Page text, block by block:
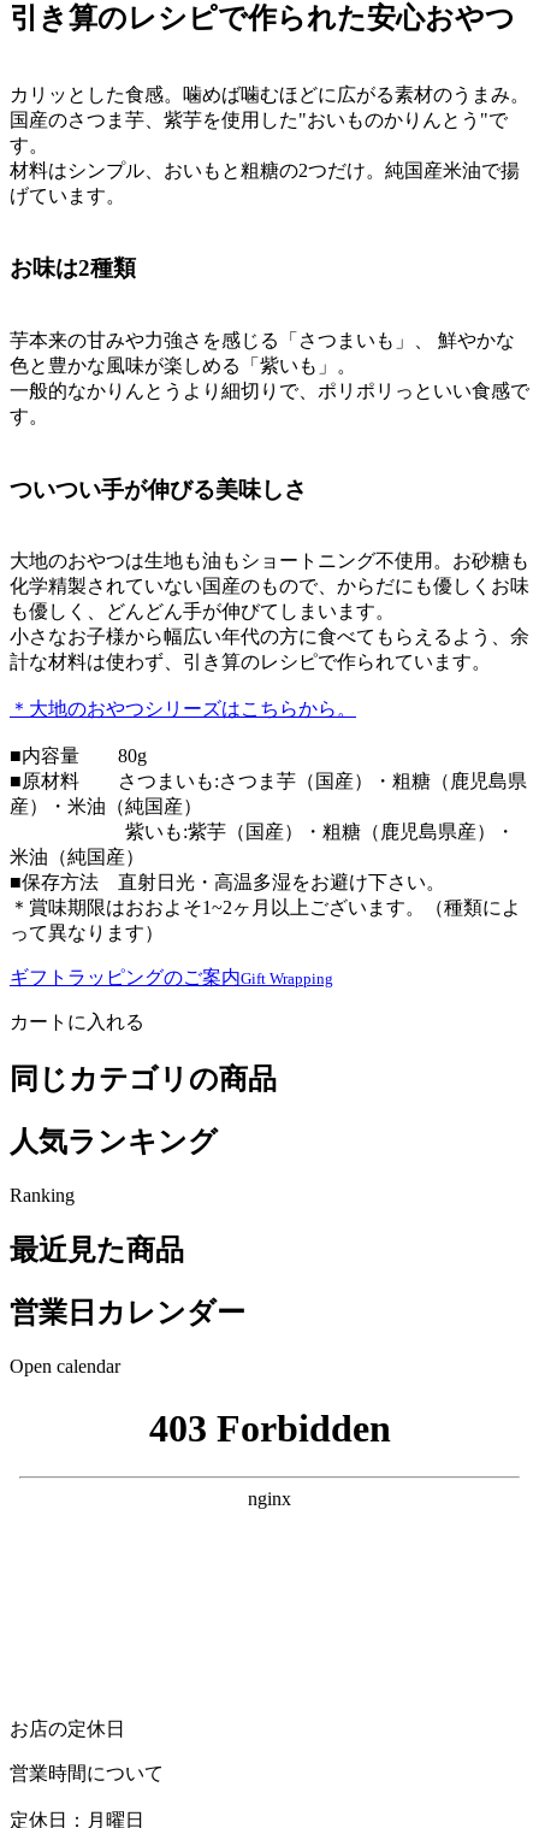
引き算のレシピで作られた安心おやつ
カリッとした食感。噛めば噛むほどに広がる素材のうまみ。
国産のさつま芋、紫芋を使用した"おいものかりんとう"で
す。
材料はシンプル、おいもと粗糖の2つだけ。純国産米油で揚
げています。
お味は2種類
芋本来の甘みや力強さを感じる「さつまいも」、 鮮やかな
色と豊かな風味が楽しめる「紫いも」。
一般的なかりんとうより細切りで、ポリポリっといい食感で
す。
ついつい手が伸びる美味しさ
大地のおやつは生地も油もショートニング不使用。お砂糖も
化学精製されていない国産のもので、からだにも優しくお味
も優しく、どんどん手が伸びてしまいます。
小さなお子様から幅広い年代の方に食べてもらえるよう、余
計な材料は使わず、引き算のレシピで作られています。
＊大地のおやつシリーズはこちらから。
■内容量 80g
■原材料 さつまいも:さつま芋（国産）・粗糖（鹿児島県
産）・米油（純国産）
紫いも:紫芋（国産）・粗糖（鹿児島県産）・
米油（純国産）
■保存方法 直射日光・高温多湿をお避け下さい。
＊賞味期限はおおよそ1~2ヶ月以上ございます。（種類によ
って異なります）
ギフトラッピングのご案内Gift Wrapping
カートに入れる
同じカテゴリの商品
人気ランキング
Ranking
最近見た商品
営業日カレンダー
Open calendar
お店の定休日
営業時間について
定休日：月曜日